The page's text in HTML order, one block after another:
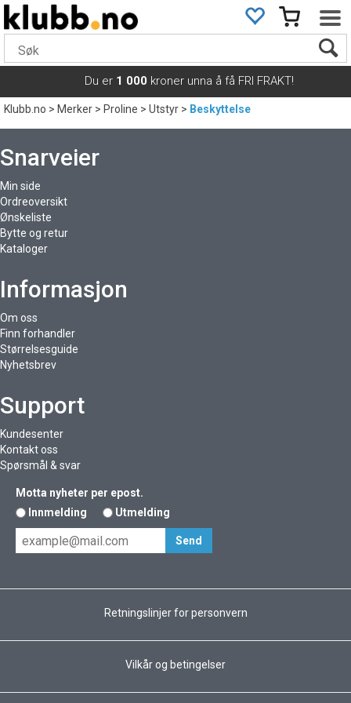
Du er 1 000 kroner unna å få FRI FRAKT!
Klubb.no>Merker>Proline>Utstyr> Beskyttelse
Snarveier
Min side
Ordreoversikt
Ønskeliste
Bytte og retur
Kataloger
Informasjon
Om oss
Finn forhandler
Størrelsesguide
Nyhetsbrev
Support
Kundesenter
Kontakt oss
Spørsmål & svar
Motta nyheter per epost.
Innmelding
Utmelding
Retningslinjer for personvern
Vilkår og betingelser